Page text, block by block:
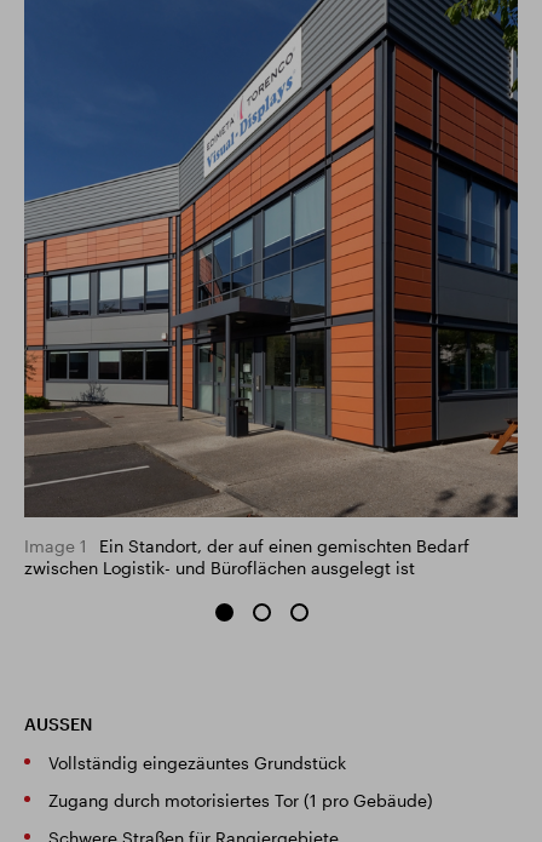
Image 1
Ein Standort, der auf einen gemischten Bedarf
zwischen Logistik- und Büroflächen ausgelegt ist
AUSSEN
Vollständig eingezäuntes Grundstück
Zugang durch motorisiertes Tor (1 pro Gebäude)
Schwere Straßen für Rangiergebiete